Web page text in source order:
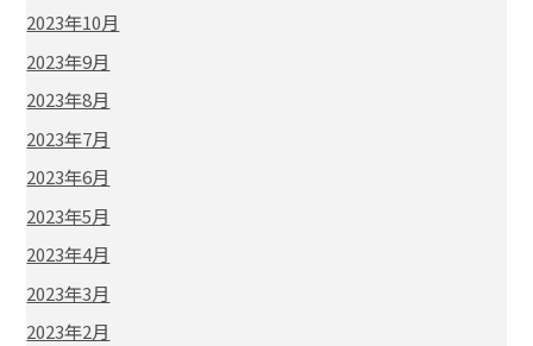
2023年10月
2023年9月
2023年8月
2023年7月
2023年6月
2023年5月
2023年4月
2023年3月
2023年2月